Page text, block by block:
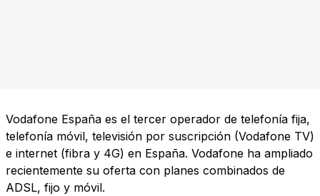
Vodafone España es el tercer operador de telefonía fija,
telefonía móvil, televisión por suscripción (Vodafone TV)
e internet (fibra y 4G) en España. Vodafone ha ampliado
recientemente su oferta con planes combinados de
ADSL, fijo y móvil.